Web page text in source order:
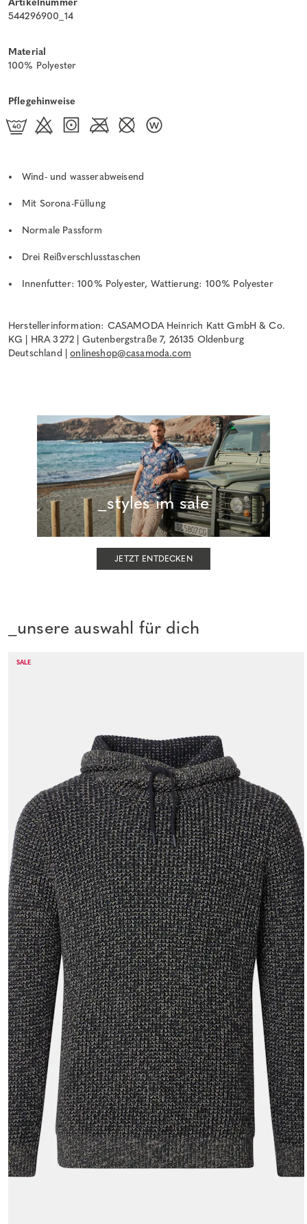
544296900_14
Material
100% Polyester
Pflegehinweise
Wind- und wasserabweisend
Mit Sorona-Füllung
Normale Passform
Drei Reißverschlusstaschen
Innenfutter: 100% Polyester, Wattierung: 100% Polyester
Herstellerinformation: CASAMODA Heinrich Katt GmbH & Co.
KG | HRA 3272 | Gutenbergstraße 7, 26135 Oldenburg
Deutschland |onlineshop@casamoda.com
_styles im sale
JETZT ENTDECKEN
_unsere auswahl für dich
SALE